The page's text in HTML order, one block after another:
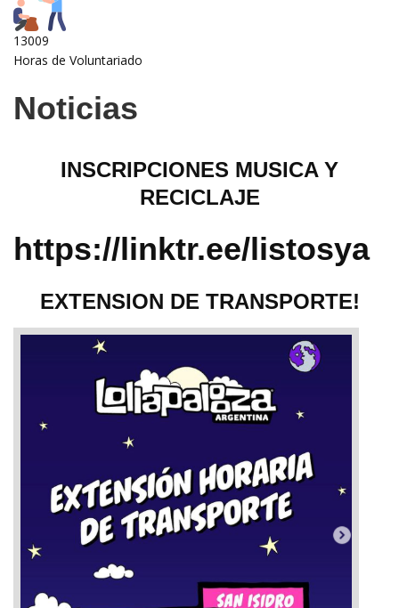
13009
Horas de Voluntariado
Noticias
INSCRIPCIONES MUSICA Y
RECICLAJE
https://linktr.ee/listosya
EXTENSION DE TRANSPORTE!